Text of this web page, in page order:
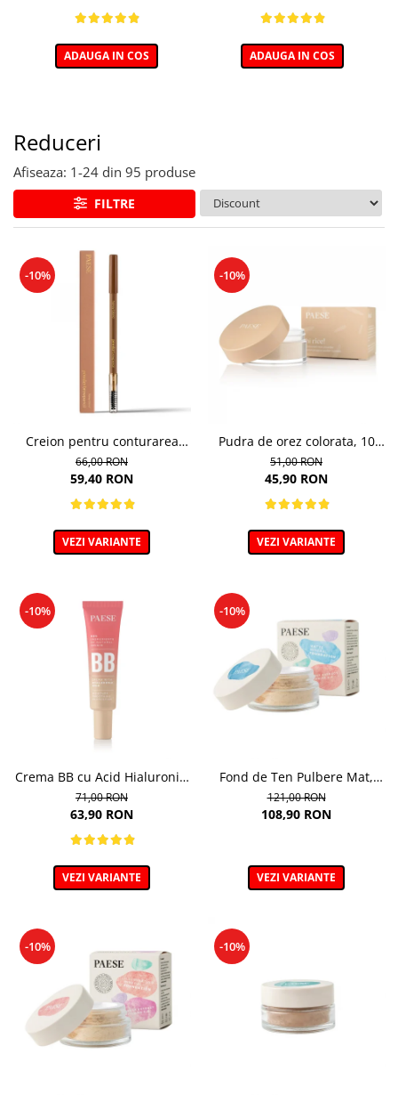
ADAUGA IN COS ADAUGA IN COS
Reduceri
Afiseaza: 1-24 din 95 produse
FILTRE
-10%
Creion pentru conturarea
sprancenelor, Powder Brow
Pencil, nuanta Honey Blond -
66,00 RON
59,40 RON
VEZI VARIANTE
-10%
Pudra de orez colorata, 10
Light Beige - 10g
51,00 RON
45,90 RON
VEZI VARIANTE
-10%
Crema BB cu Acid Hialuronic,
nuanta 03W NATURAL 30ml
71,00 RON
63,90 RON
VEZI VARIANTE
-10%
Fond de Ten Pulbere Mat,
nuanta 104W -7g
121,00 RON
108,90 RON
VEZI VARIANTE
-10% -10%